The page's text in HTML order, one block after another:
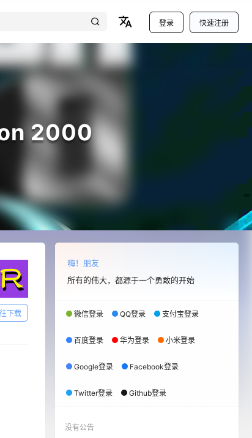
登录 快速注册
2000
下载
嗨！朋友
所有的伟大，都源于一个勇敢的开始
微信登录 QQ登录 支付宝登录
百度登录 华为登录 小米登录
Google登录 Facebook登录
Twitter登录 Github登录
没有公告